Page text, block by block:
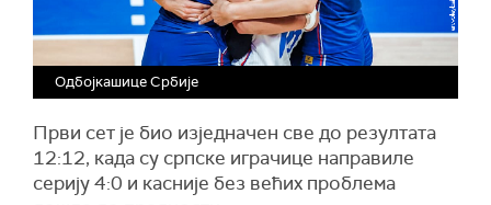
Одбојкашице Србије
Први сет је био изједначен све до резултата
12:12, када су српске играчице направиле
серију 4:0 и касније без већих проблема